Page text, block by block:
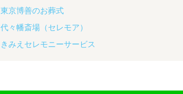
東京博善のお葬式
代々幡斎場（セレモア）
きみえセレモニーサービス